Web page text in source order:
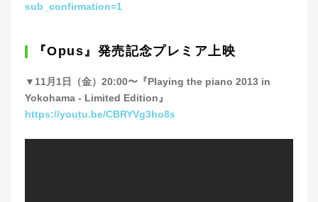
sub_confirmation=1
『Opus』発売記念プレミア上映
▼11月1日（金）20:00〜『Playing the piano 2013 in
Yokohama - Limited Edition』
https://youtu.be/CBRYVg3ho8s